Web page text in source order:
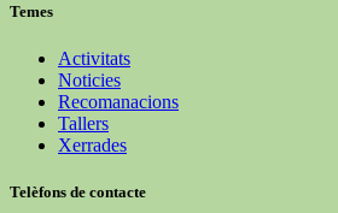
Temes
Activitats
Noticies
Recomanacions
Tallers
Xerrades
Telèfons de contacte